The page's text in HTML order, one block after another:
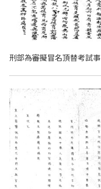
刑部為審擬冒名頂替考試事